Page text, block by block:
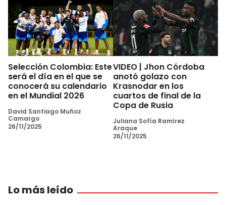
Selección Colombia: Este
será el día en el que se
conocerá su calendario
en el Mundial 2026
David Santiago Muñoz
Camargo
26/11/2025
VIDEO | Jhon Córdoba
anotó golazo con
Krasnodar en los
cuartos de final de la
Copa de Rusia
Juliana Sofía Ramírez
Araque
26/11/2025
Lo más leído